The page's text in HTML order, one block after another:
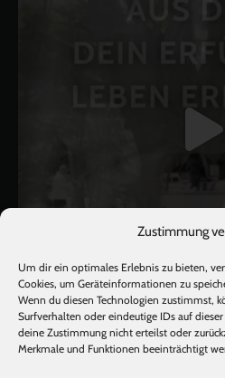
Zustimmung
Um dir ein optimales Erlebnis zu bieten,
Cookies, um Geräteinformationen zu
Wenn du diesen Technologien zustimmst,
Surfverhalten oder eindeutige IDs auf
deine Zustimmung nicht erteilst oder
Merkmale und Funktionen beeinträchtigt
Mehr laden